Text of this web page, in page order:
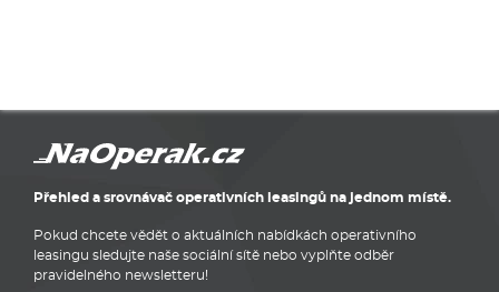
Přehled a srovnávač operativních leasingů na jednom místě.
Pokud chcete vědět o aktuálních nabídkách operativního
leasingu sledujte naše sociální sítě nebo vyplňte odběr
pravidelného newsletteru!